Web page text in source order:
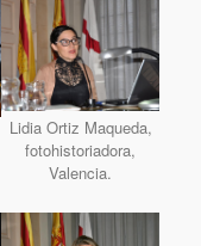
Lidia Ortiz Maqueda,
fotohistoriadora,
Valencia.